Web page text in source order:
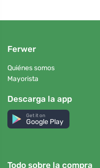
Ferwer
Quiénes somos
Mayorista
Descarga la app
Get it on
Google Play
Todo sobre la compra